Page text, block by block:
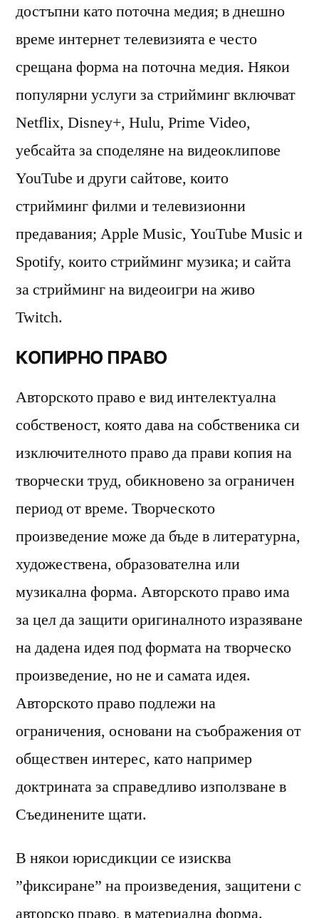
достъпни като поточна медия; в днешно
време интернет телевизията е често
срещана форма на поточна медия. Някои
популярни услуги за стрийминг включват
Netflix, Disney+, Hulu, Prime Video,
уебсайта за споделяне на видеоклипове
YouTube и други сайтове, които
стрийминг филми и телевизионни
предавания; Apple Music, YouTube Music и
Spotify, които стрийминг музика; и сайта
за стрийминг на видеоигри на живо
Twitch.
КОПИРНО ПРАВО
Авторското право е вид интелектуална
собственост, която дава на собственика си
изключителното право да прави копия на
творчески труд, обикновено за ограничен
период от време. Творческото
произведение може да бъде в литературна,
художествена, образователна или
музикална форма. Авторското право има
за цел да защити оригиналното изразяване
на дадена идея под формата на творческо
произведение, но не и самата идея.
Авторското право подлежи на
ограничения, основани на съображения от
обществен интерес, като например
доктрината за справедливо използване в
Съединените щати.
В някои юрисдикции се изисква
”фиксиране” на произведения, защитени с
авторско право, в материална форма.